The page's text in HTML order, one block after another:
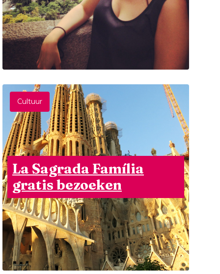
Cultuur
La Sagrada Família
gratis bezoeken